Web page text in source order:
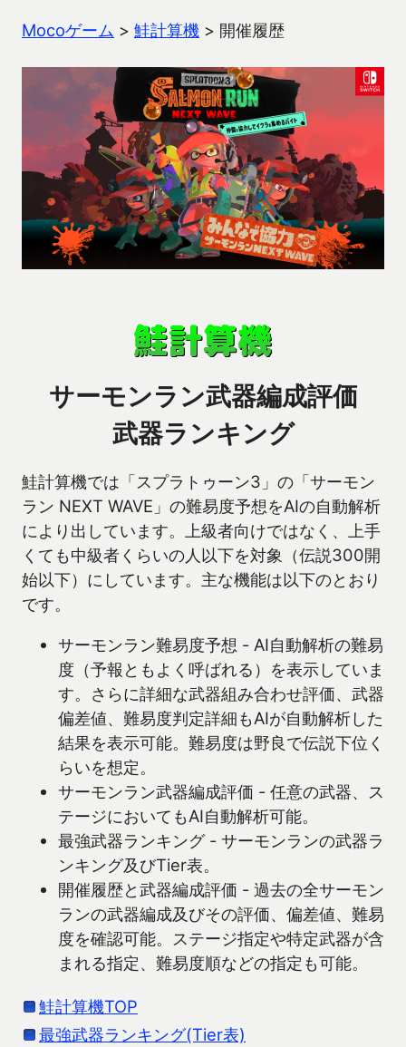
Mocoゲーム > 鮭計算機 > 開催履歴
サーモンラン武器編成評価
武器ランキング
鮭計算機では「スプラトゥーン3」の「サーモン
ラン NEXT WAVE」の難易度予想をAIの自動解析
により出しています。上級者向けではなく、上手
くても中級者くらいの人以下を対象（伝説300開
始以下）にしています。主な機能は以下のとおり
です。
サーモンラン難易度予想 - AI自動解析の難易
度（予報ともよく呼ばれる）を表示していま
す。さらに詳細な武器組み合わせ評価、武器
偏差値、難易度判定詳細もAIが自動解析した
結果を表示可能。難易度は野良で伝説下位く
らいを想定。
サーモンラン武器編成評価 - 任意の武器、ス
テージにおいてもAI自動解析可能。
最強武器ランキング - サーモンランの武器ラ
ンキング及びTier表。
開催履歴と武器編成評価 - 過去の全サーモン
ランの武器編成及びその評価、偏差値、難易
度を確認可能。ステージ指定や特定武器が含
まれる指定、難易度順などの指定も可能。
鮭計算機TOP
最強武器ランキング(Tier表)